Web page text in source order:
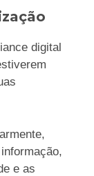
digital
e as